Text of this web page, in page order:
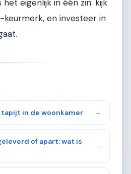
het eigenlijk in één zin: kijk
en investeer in
in de woonkamer →
of apart: wat is
→